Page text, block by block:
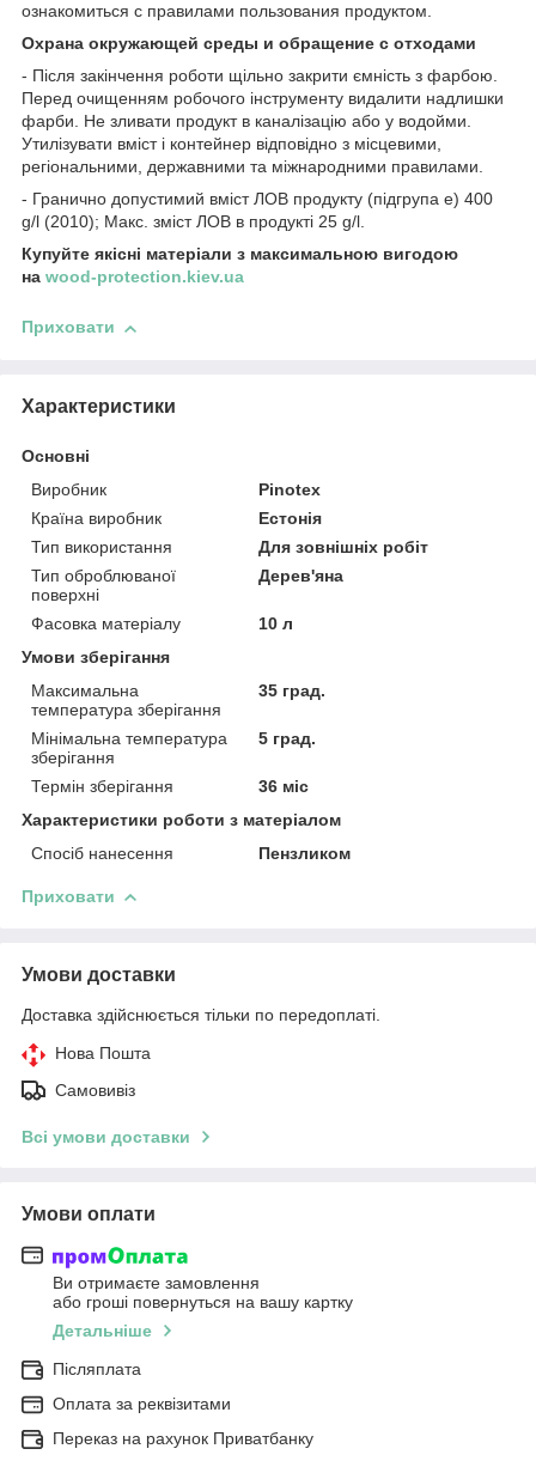
ознакомиться с правилами пользования продуктом.
Охрана окружающей среды и обращение с отходами
- Після закінчення роботи щільно закрити ємність з фарбою.
Перед очищенням робочого інструменту видалити надлишки
фарби. Не зливати продукт в каналізацію або у водойми.
Утилізувати вміст і контейнер відповідно з місцевими,
регіональними, державними та міжнародними правилами.
- Гранично допустимий вміст ЛОВ продукту (підгрупа e) 400
g/l (2010); Макс. зміст ЛОВ в продукті 25 g/l.
Купуйте якісні матеріали з максимальною вигодою
на wood-protection.kiev.ua
Приховати
Характеристики
Основні
Виробник
Pinotex
Країна виробник
Естонія
Тип використання
Для зовнішніх робіт
Тип оброблюваної
поверхні
Дерев'яна
Фасовка матеріалу
10 л
Умови зберігання
Максимальна
температура зберігання
35 град.
Мінімальна температура
зберігання
5 град.
Термін зберігання
36 міс
Характеристики роботи з матеріалом
Спосіб нанесення
Пензликом
Приховати
Умови доставки
Доставка здійснюється тільки по передоплаті.
Нова Пошта
Самовивіз
Всі умови доставки
Умови оплати
Ви отримаєте замовлення
або гроші повернуться на вашу картку
Детальніше
Післяплата
Оплата за реквізитами
Переказ на рахунок Приватбанку